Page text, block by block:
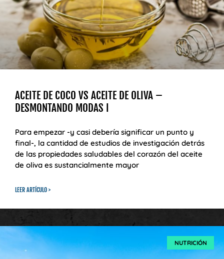
ACEITE DE COCO VS ACEITE DE OLIVA –
DESMONTANDO MODAS I
Para empezar -y casi debería significar un punto y
final-, la cantidad de estudios de investigación detrás
de las propiedades saludables del corazón del aceite
de oliva es sustancialmente mayor
LEER ARTÍCULO >
NUTRICIÓN